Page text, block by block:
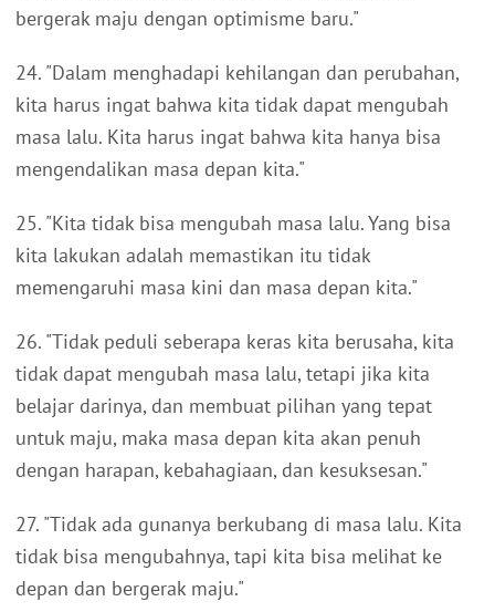
bergerak maju dengan optimisme baru."
24. "Dalam menghadapi kehilangan dan perubahan,
kita harus ingat bahwa kita tidak dapat mengubah
masa lalu. Kita harus ingat bahwa kita hanya bisa
mengendalikan masa depan kita."
25. "Kita tidak bisa mengubah masa lalu. Yang bisa
kita lakukan adalah memastikan itu tidak
memengaruhi masa kini dan masa depan kita."
26. "Tidak peduli seberapa keras kita berusaha, kita
tidak dapat mengubah masa lalu, tetapi jika kita
belajar darinya, dan membuat pilihan yang tepat
untuk maju, maka masa depan kita akan penuh
dengan harapan, kebahagiaan, dan kesuksesan."
27. "Tidak ada gunanya berkubang di masa lalu. Kita
tidak bisa mengubahnya, tapi kita bisa melihat ke
depan dan bergerak maju."